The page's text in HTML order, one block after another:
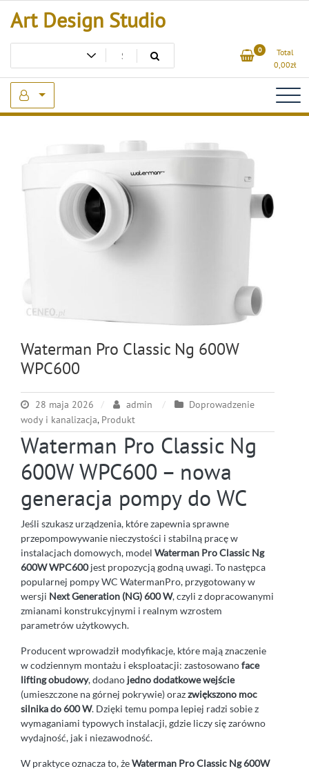
Art Design Studio
0
Total
0,00zł
Waterman Pro Classic Ng 600W
WPC600
28 maja 2026 admin
Doprowadzenie
wody i kanalizacja, Produkt
Waterman Pro Classic Ng
600W WPC600 – nowa
generacja pompy do WC
Jeśli szukasz urządzenia, które zapewnia sprawne
przepompowywanie nieczystości i stabilną pracę w
instalacjach domowych, model Waterman Pro Classic Ng
600W WPC600jest propozycją godną uwagi. To następca
popularnej pompy WC WatermanPro, przygotowany w
wersji Next Generation (NG) 600 W, czyli z dopracowanymi
zmianami konstrukcyjnymi i realnym wzrostem
parametrów użytkowych.
Producent wprowadził modyfikacje, które mają znaczenie
w codziennym montażu i eksploatacji: zastosowanoface
lifting obudowy, dodano jedno dodatkowe wejście
(umieszczone na górnej pokrywie) orazzwiększono moc
silnika do 600 W. Dzięki temu pompa lepiej radzi sobie z
wymaganiami typowych instalacji, gdzie liczy się zarówno
wydajność, jak i niezawodność.
W praktyce oznacza to, żeWaterman Pro Classic Ng 600W